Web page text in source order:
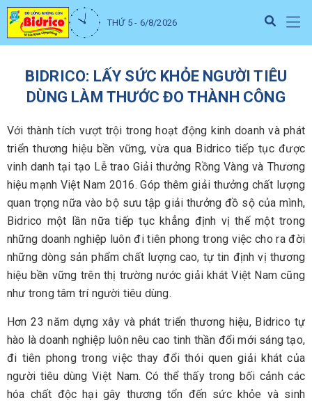
THỨ 5 - 6/8/2026
BIDRICO: LẤY SỨC KHỎE NGƯỜI TIÊU
DÙNG LÀM THƯỚC ĐO THÀNH CÔNG
Với thành tích vượt trội trong hoạt động kinh doanh và phát
triển thương hiệu bền vững, vừa qua Bidrico tiếp tục được
vinh danh tại tạo Lễ trao Giải thưởng Rồng Vàng và Thương
hiệu mạnh Việt Nam 2016. Góp thêm giải thưởng chất lượng
quan trọng nữa vào bộ sưu tập giải thưởng đồ sộ của mình,
Bidrico một lần nữa tiếp tục khẳng định vị thế một trong
những doanh nghiệp luôn đi tiên phong trong việc cho ra đời
những dòng sản phẩm chất lượng cao, tự tin định vị thương
hiệu bền vững trên thị trường nước giải khát Việt Nam cũng
như trong tâm trí người tiêu dùng.
Hơn 23 năm dựng xây và phát triển thương hiệu, Bidrico tự
hào là doanh nghiệp luôn nêu cao tinh thần đổi mới sáng tạo,
đi tiên phong trong việc thay đổi thói quen giải khát của
người tiêu dùng Việt Nam. Có thể thấy trong bối cảnh các
hóa chất độc hại gây thương tổn đến sức khỏe và sinh